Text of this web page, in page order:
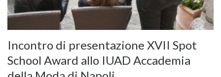
Incontro di presentazione XVII Spot
School Award allo IUAD Accademia